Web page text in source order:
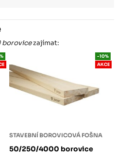
borovicezajímat:
STAVEBNÍ BOROVICOVÁ FOŠNA
50/250/4000 borovice
-10%
AKCE